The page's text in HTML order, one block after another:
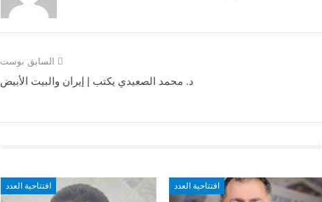
السابق بوست
د. محمد الصعيدي يكتب | إيران والبيت الأبيض
افتتاحية العدد افتتاحية العدد